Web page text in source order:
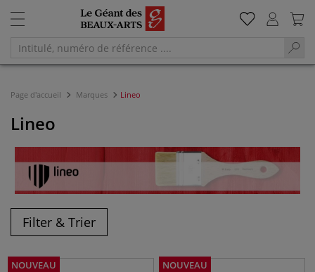
Page d'accueil Marques Lineo
Lineo
Filter & Trier
NOUVEAU NOUVEAU